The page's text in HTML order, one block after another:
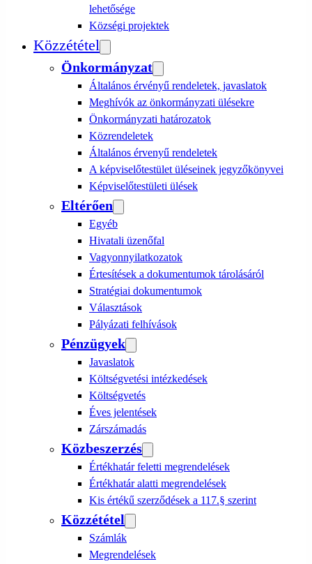
lehetősége
Községi projektek
Közzététel
Önkormányzat
Általános érvényű rendeletek, javaslatok
Meghívók az önkormányzati ülésekre
Önkormányzati határozatok
Közrendeletek
Általános érvenyű rendeletek
A képviselőtestület üléseinek jegyzőkönyvei
Képviselőtestületi ülések
Eltérően
Egyéb
Hivatali üzenőfal
Vagyonnyilatkozatok
Értesítések a dokumentumok tárolásáról
Stratégiai dokumentumok
Választások
Pályázati felhívások
Pénzügyek
Javaslatok
Költségvetési intézkedések
Költségvetés
Éves jelentések
Zárszámadás
Közbeszerzés
Értékhatár feletti megrendelések
Értékhatár alatti megrendelések
Kis értékű szerződések a 117.§ szerint
Közzététel
Számlák
Megrendelések